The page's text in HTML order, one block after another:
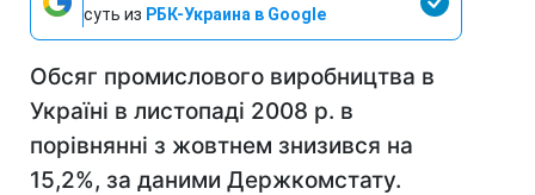
суть из РБК-Украина в Google
Обсяг промислового виробництва в
Україні в листопаді 2008 р. в
порівнянні з жовтнем знизився на
15,2%, за даними Держкомстату.